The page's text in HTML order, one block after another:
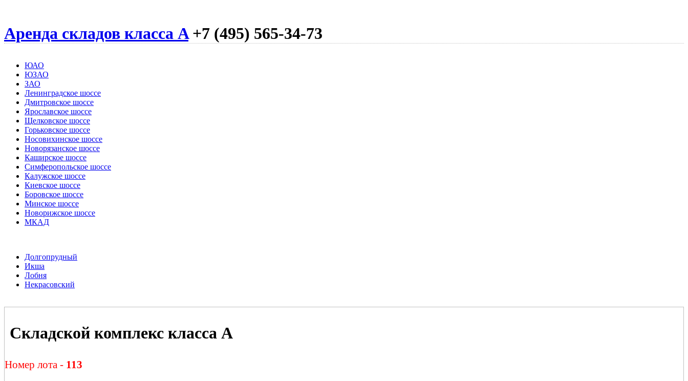
Аренда складов класса A +7 (495) 565-34-73
ЮАО
ЮЗАО
ЗАО
Ленинградское шоссе
Дмитровское шоссе
Ярославское шоссе
Щелковское шоссе
Горьковское шоссе
Носовихинское шоссе
Новорязанское шоссе
Каширское шоссе
Симферопольское шоссе
Калужское шоссе
Киевское шоссе
Боровское шоссе
Минское шоссе
Новорижское шоссе
МКАД
Долгопрудный
Икша
Лобня
Некрасовский
Складской комплекс класса А
Номер лота - 113